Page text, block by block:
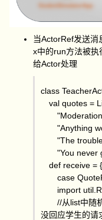
当ActorRef发送消
x中的run方法被执
给Actor处理
class
val quotes =
"Moderation
"Anything
"The trouble
"You never
def receive = {
case
import
//从list中随机
没回应学生的请